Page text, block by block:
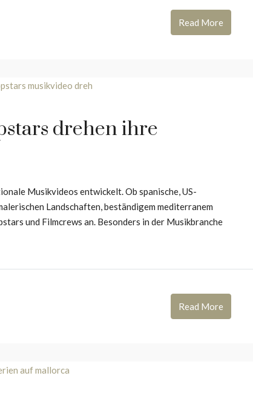
Read More
drehen ihre
Musikvideos entwickelt. Ob spanische, US-
Landschaften, beständigem mediterranem
und Filmcrews an. Besonders in der Musikbranche
Read More